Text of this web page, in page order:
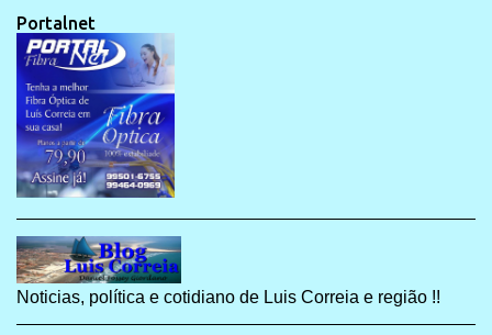
Portalnet
Noticias, política e cotidiano de Luis Correia e região !!